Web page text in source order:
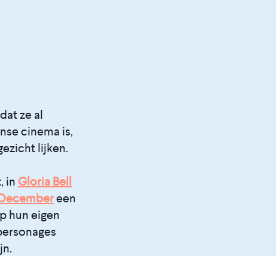
ze al
cinema is,
lijken.
in Gloria Bell
een
hun eigen